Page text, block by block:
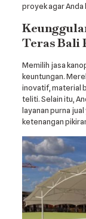
proyek agar Anda
Teras Bali
Memilih jasa
keuntungan.
inovatif, material
teliti. Selain itu,
layanan purna
ketenangan